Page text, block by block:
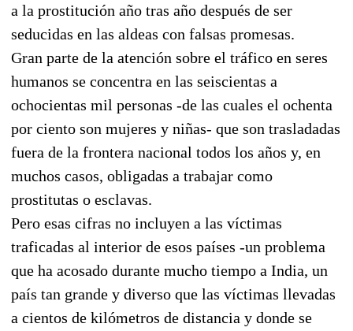
a la prostitución año tras año después de ser
seducidas en las aldeas con falsas promesas.
Gran parte de la atención sobre el tráfico en seres
humanos se concentra en las seiscientas a
ochocientas mil personas -de las cuales el ochenta
por ciento son mujeres y niñas- que son trasladadas
fuera de la frontera nacional todos los años y, en
muchos casos, obligadas a trabajar como
prostitutas o esclavas.
Pero esas cifras no incluyen a las víctimas
traficadas al interior de esos países -un problema
que ha acosado durante mucho tiempo a India, un
país tan grande y diverso que las víctimas llevadas
a cientos de kilómetros de distancia y donde se